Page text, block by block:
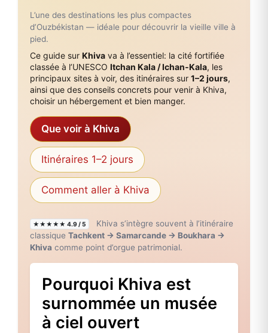
L’une des destinations les plus compactes
d’Ouzbékistan — idéale pour découvrir la vieille ville à
pied.
Ce guide sur Khiva va à l’essentiel: la cité fortifiée
classée à l’UNESCO Itchan Kala / Ichan‑Kala, les
principaux sites à voir, des itinéraires sur 1–2 jours,
ainsi que des conseils concrets pour venir à Khiva,
choisir un hébergement et bien manger.
Que voir à Khiva
Itinéraires 1–2 jours
Comment aller à Khiva
★★★★★ 4.9 / 5
Khiva s’intègre souvent à l’itinéraire
classique Tachkent → Samarcande → Boukhara →
Khiva comme point d’orgue patrimonial.
Pourquoi Khiva est
surnommée un musée
à ciel ouvert